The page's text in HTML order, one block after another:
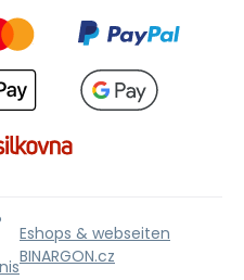
Eshops & webseiten
BINARGON.cz